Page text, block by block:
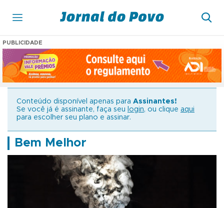
PUBLICIDADE
Conteúdo disponível apenas para Assinantes!
Se você já é assinante, faça seu
login, ou clique aqui
para escolher seu plano e assinar.
Bem Melhor